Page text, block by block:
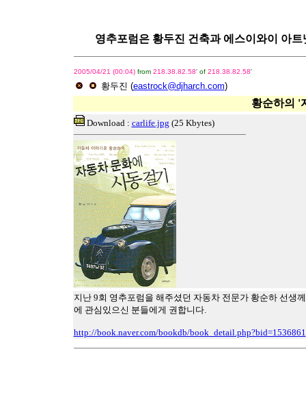
영추포럼은 황두진 건축과 에스이와이 아
2005/04/21 (00:04)from 218.38.82.58' of 218.38.82.58'
황두진 (eastrock@djharch.com)
황순하의 '
Download : carlife.jpg (25 Kbytes)
지난 9회 영추포럼을 해주셨던 자동차 전문가 황순하 선생
에 관심있으신 분들에게 권합니다.
http://book.naver.com/bookdb/book_detail.php?bid=1536861